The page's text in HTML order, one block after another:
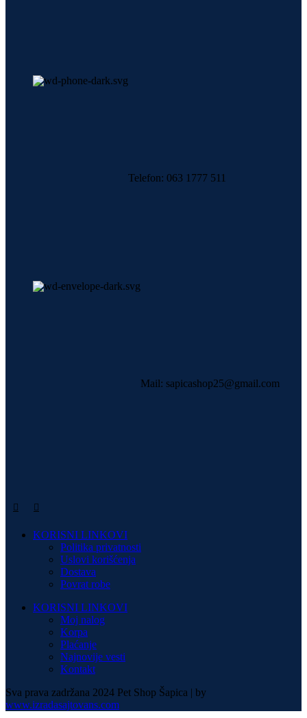
Telefon: 063 1777 511
Mail: sapicashop25@gmail.com
KORISNI LINKOVI
Politika privatnosti
Uslovi korišćenja
Dostava
Povrat robe
KORISNI LINKOVI
Moj nalog
Korpa
Plaćanje
Najnovije vesti
Kontakt
Sva prava zadržana 2024 Pet Shop Šapica | by
www.izradasajtovans.com